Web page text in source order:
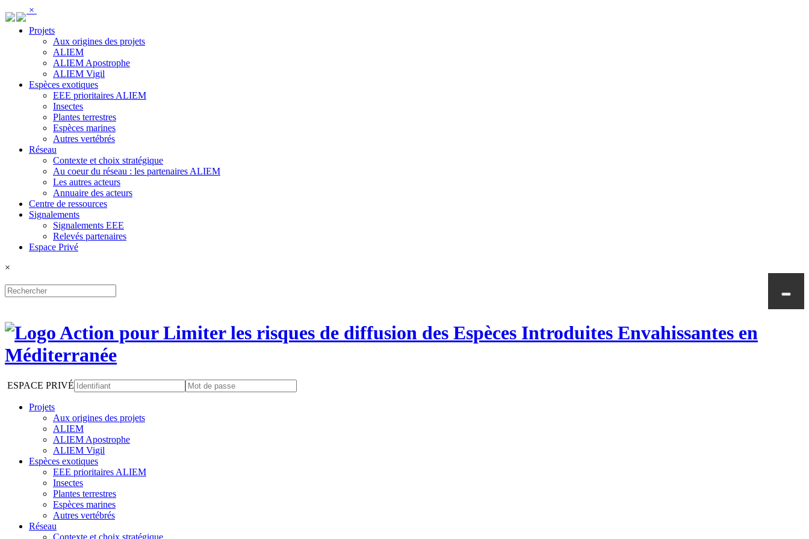
×
Projets
Aux origines des projets
ALIEM
ALIEM Apostrophe
ALIEM Vigil
Espèces exotiques
EEE prioritaires ALIEM
Insectes
Plantes terrestres
Espèces marines
Autres vertébrés
Réseau
Contexte et choix stratégique
Au coeur du réseau : les partenaires ALIEM
Les autres acteurs
Annuaire des acteurs
Centre de ressources
Signalements
Signalements EEE
Relevés partenaires
Espace Privé
×
ESPACE PRIVÉ
Projets
Aux origines des projets
ALIEM
ALIEM Apostrophe
ALIEM Vigil
Espèces exotiques
EEE prioritaires ALIEM
Insectes
Plantes terrestres
Espèces marines
Autres vertébrés
Réseau
Contexte et choix stratégique